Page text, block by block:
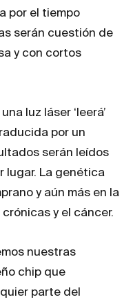
por el tiempo
serán cuestión de
y con cortos
luz láser ‘leerá’
por un
serán leídos
lugar. La genética
y aún más en la
y el cáncer.
nuestras
chip que
parte del